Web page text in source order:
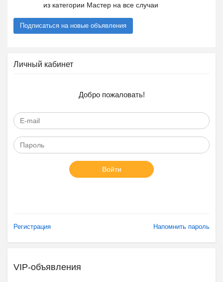
из категории Мастер на все случаи
Подписаться на новые объявления
Личный кабинет
Добро пожаловать!
Войти
Регистрация Напомнить пароль
VIP-объявления